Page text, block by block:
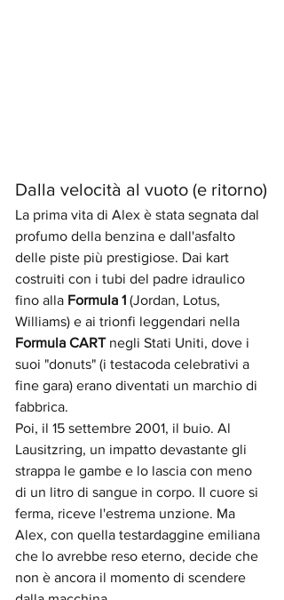
Dalla velocità al vuoto (e ritorno)
La prima vita di Alex è stata segnata dal
profumo della benzina e dall'asfalto
delle piste più prestigiose. Dai kart
costruiti con i tubi del padre idraulico
fino alla Formula 1 (Jordan, Lotus,
Williams) e ai trionfi leggendari nella
Formula CART negli Stati Uniti, dove i
suoi "donuts" (i testacoda celebrativi a
fine gara) erano diventati un marchio di
fabbrica.
Poi, il 15 settembre 2001, il buio. Al
Lausitzring, un impatto devastante gli
strappa le gambe e lo lascia con meno
di un litro di sangue in corpo. Il cuore si
ferma, riceve l'estrema unzione. Ma
Alex, con quella testardaggine emiliana
che lo avrebbe reso eterno, decide che
non è ancora il momento di scendere